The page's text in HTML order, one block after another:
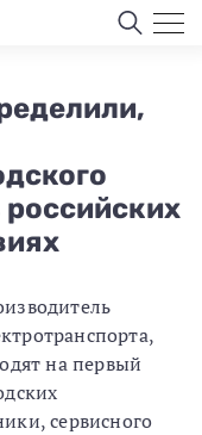
российских
на первый
сервисного